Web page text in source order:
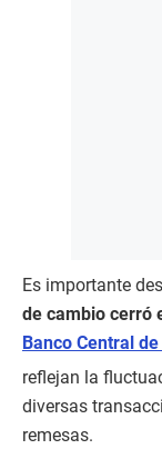
Es importante
de cambio cerró
Banco Central
reflejan la
diversas
remesas.